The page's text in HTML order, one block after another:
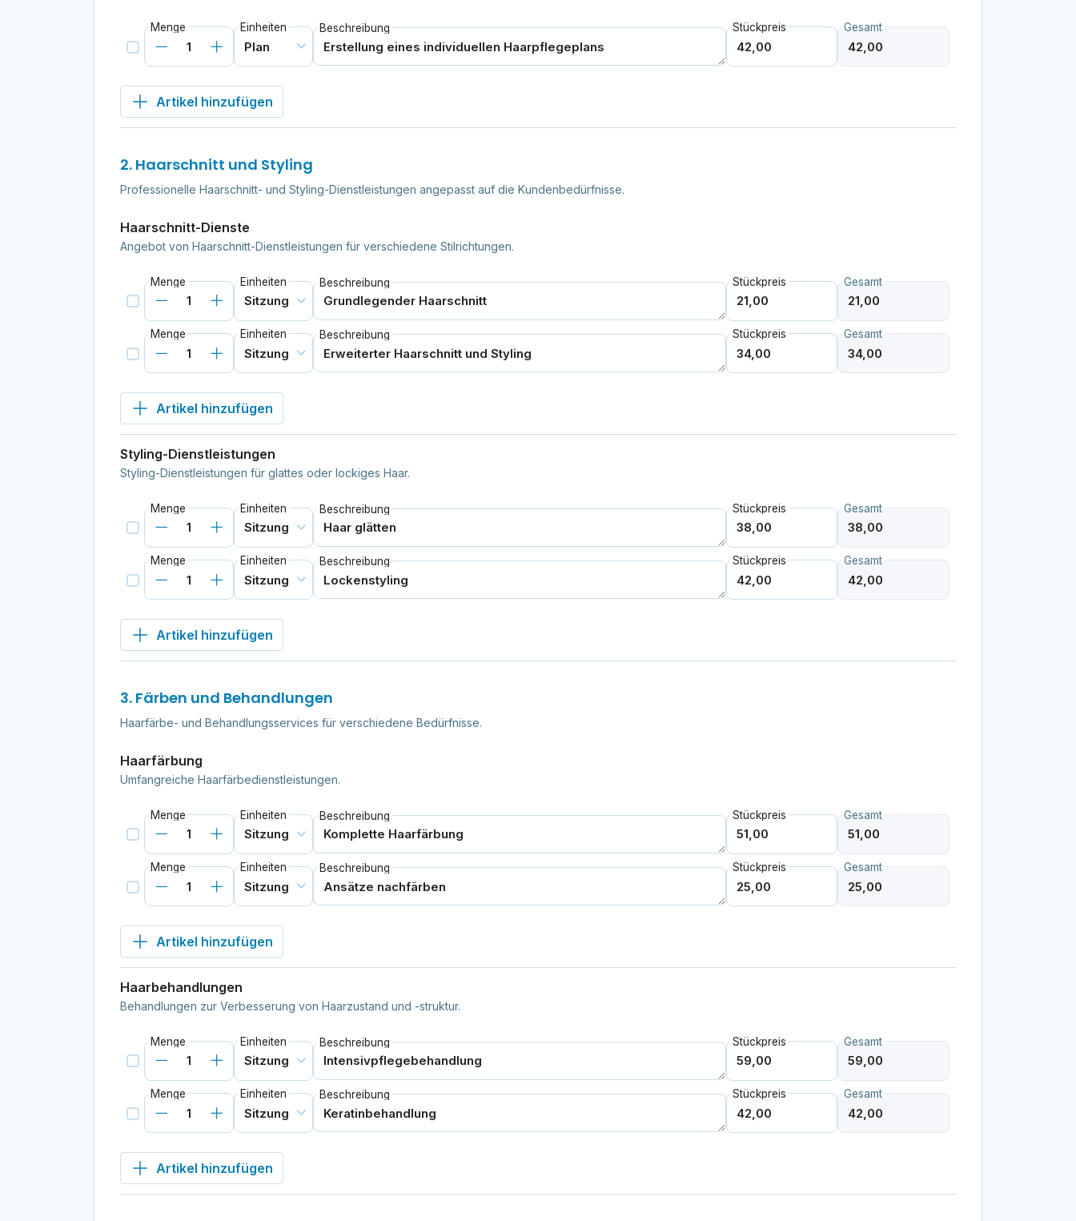
Menge Einheiten Beschreibung Stückpreis Gesamt
Artikel hinzufügen
2. Haarschnitt und Styling
Professionelle Haarschnitt- und Styling-Dienstleistungen angepasst auf die Kundenbedürfnisse.
Haarschnitt-Dienste
Angebot von Haarschnitt-Dienstleistungen für verschiedene Stilrichtungen.
Menge Einheiten Beschreibung Stückpreis Gesamt
Menge Einheiten Beschreibung Stückpreis Gesamt
Artikel hinzufügen
Styling-Dienstleistungen
Styling-Dienstleistungen für glattes oder lockiges Haar.
Menge Einheiten Beschreibung Stückpreis Gesamt
Menge Einheiten Beschreibung Stückpreis Gesamt
Artikel hinzufügen
3. Färben und Behandlungen
Haarfärbe- und Behandlungsservices für verschiedene Bedürfnisse.
Haarfärbung
Umfangreiche Haarfärbedienstleistungen.
Menge Einheiten Beschreibung Stückpreis Gesamt
Menge Einheiten Beschreibung Stückpreis Gesamt
Artikel hinzufügen
Haarbehandlungen
Behandlungen zur Verbesserung von Haarzustand und -struktur.
Menge Einheiten Beschreibung Stückpreis Gesamt
Menge Einheiten Beschreibung Stückpreis Gesamt
Artikel hinzufügen